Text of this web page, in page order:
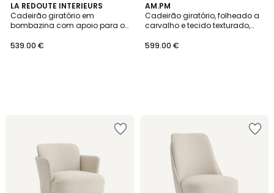
LA REDOUTE INTERIEURS
Cadeirão giratório em
bombazina com apoio para os
539.00 €
AM.PM
Cadeirão giratório, folheado a
carvalho e tecido texturado,
599.00 €